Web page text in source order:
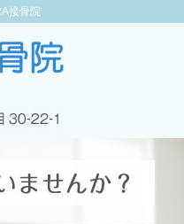
接骨院